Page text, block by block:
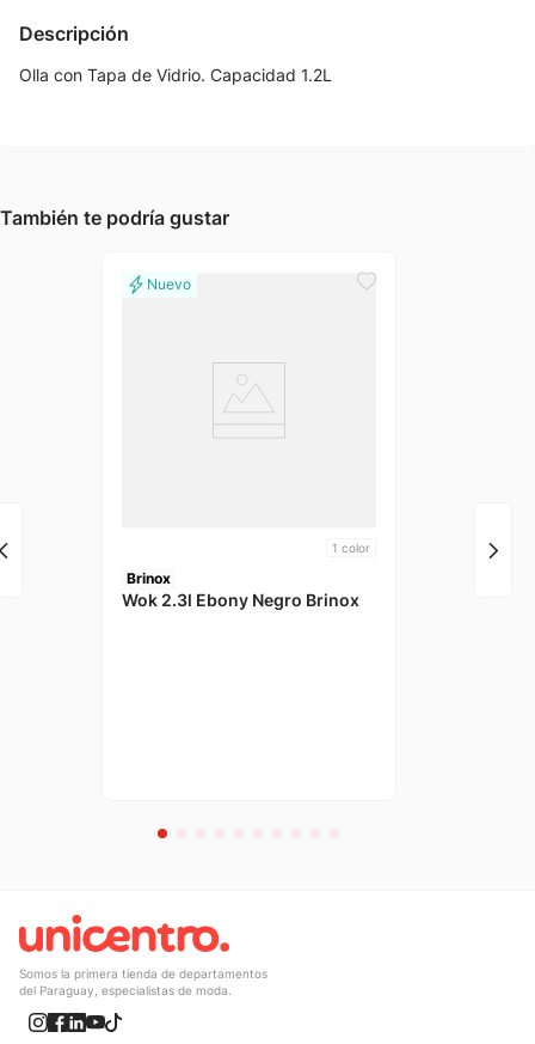
Descripción
Olla con Tapa de Vidrio. Capacidad 1.2L
También te podría gustar
1 color
Brinox
Wok 2.3l Ebony Negro Brinox
Somos la primera tienda de departamentos
del Paraguay, especialistas de moda.